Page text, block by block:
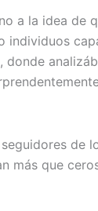
a la idea de
, donde
que